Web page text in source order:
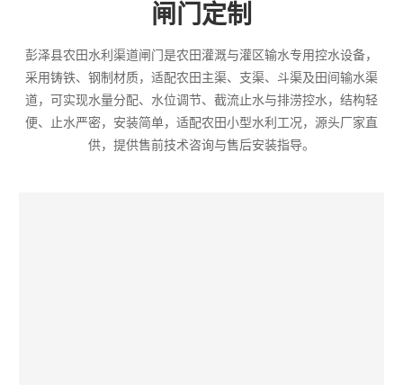
闸门定制
彭泽县农田水利渠道闸门是农田灌溉与灌区输水专用控水设备，
采用铸铁、钢制材质，适配农田主渠、支渠、斗渠及田间输水渠
道，可实现水量分配、水位调节、截流止水与排涝控水，结构轻
便、止水严密，安装简单，适配农田小型水利工况，源头厂家直
供，提供售前技术咨询与售后安装指导。